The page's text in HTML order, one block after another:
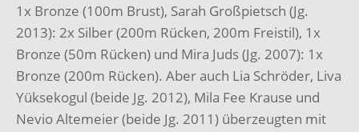
1x Bronze (100m Brust), Sarah Großpietsch (Jg.
2013): 2x Silber (200m Rücken, 200m Freistil), 1x
Bronze (50m Rücken) und Mira Juds (Jg. 2007): 1x
Bronze (200m Rücken). Aber auch Lia Schröder, Liva
Yüksekogul (beide Jg. 2012), Mila Fee Krause und
Nevio Altemeier (beide Jg. 2011) überzeugten mit